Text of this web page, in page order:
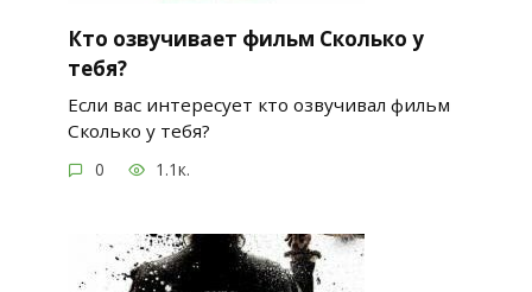
Кто озвучивает фильм Сколько у
тебя?
Если вас интересует кто озвучивал фильм
Сколько у тебя?
0 1.1к.